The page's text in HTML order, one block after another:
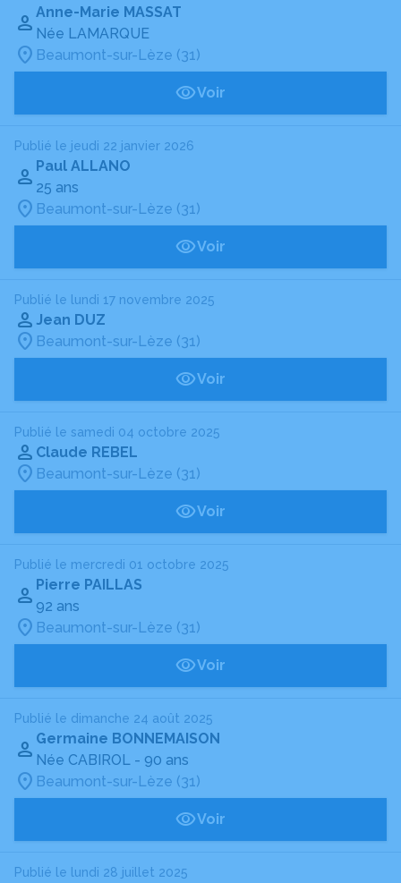
Anne-Marie MASSAT
Née LAMARQUE
Beaumont-sur-Lèze (31)
Voir
Publié le jeudi 22 janvier 2026
Paul ALLANO
25 ans
Beaumont-sur-Lèze (31)
Voir
Publié le lundi 17 novembre 2025
Jean DUZ
Beaumont-sur-Lèze (31)
Voir
Publié le samedi 04 octobre 2025
Claude REBEL
Beaumont-sur-Lèze (31)
Voir
Publié le mercredi 01 octobre 2025
Pierre PAILLAS
92 ans
Beaumont-sur-Lèze (31)
Voir
Publié le dimanche 24 août 2025
Germaine BONNEMAISON
Née CABIROL - 90 ans
Beaumont-sur-Lèze (31)
Voir
Publié le lundi 28 juillet 2025